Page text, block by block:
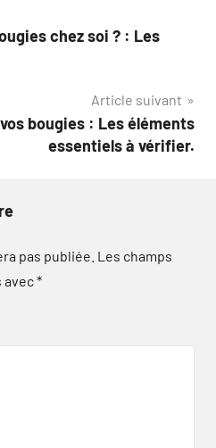
chez soi ? : Les
Article suivant
bougies : Les éléments
essentiels à vérifier.
pas publiée. Les champs
avec*